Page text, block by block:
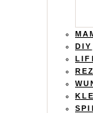
DIY